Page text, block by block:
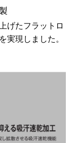
げたフラットロ
実現しました。